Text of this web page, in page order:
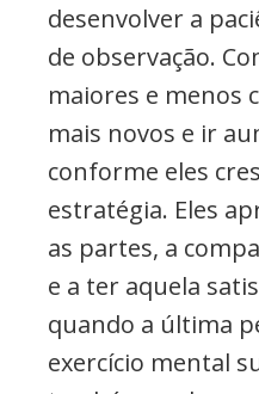
desenvolver a
de observação.
maiores e menos
mais novos e ir
conforme eles
estratégia. Eles
as partes, a
e a ter aquela
quando a última
exercício mental